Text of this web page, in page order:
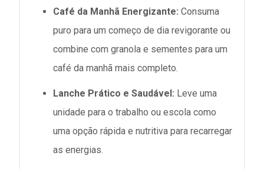
Café da Manhã Energizante: Consuma
puro para um começo de dia revigorante ou
combine com granola e sementes para um
café da manhã mais completo.
Lanche Prático e Saudável: Leve uma
unidade para o trabalho ou escola como
uma opção rápida e nutritiva para recarregar
as energias.